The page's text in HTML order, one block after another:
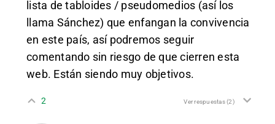
lista de tabloides / pseudomedios (así los
llama Sánchez) que enfangan la convivencia
en este país, así podremos seguir
comentando sin riesgo de que cierren esta
web. Están siendo muy objetivos.
2 Ver respuestas(2)